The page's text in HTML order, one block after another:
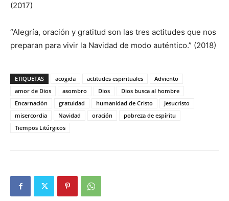
(2017)
“Alegría, oración y gratitud son las tres actitudes que nos
preparan para vivir la Navidad de modo auténtico.” (2018)
ETIQUETAS acogida actitudes espirituales
Adviento
amor de Dios
asombro Dios
Dios busca al hombre
Encarnación
gratuidad humanidad de Cristo
Jesucristo
misercordia
Navidad oración
pobreza de espíritu
Tiempos Litúrgicos